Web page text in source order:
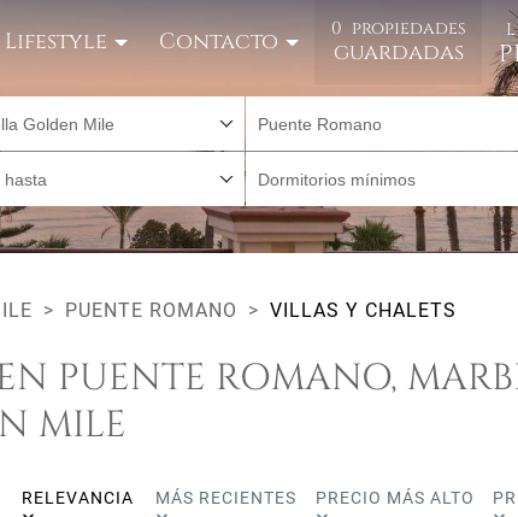
Lifestyle Contacto 0 propiedades
guardadas
Golden Mile Puente Romano
hasta Dormitorios mínimos
PUENTE ROMANO VILLAS Y CHALETS
PUENTE ROMANO,
MILE
RELEVANCIA MÁS RECIENTES PRECIO MÁS ALTO